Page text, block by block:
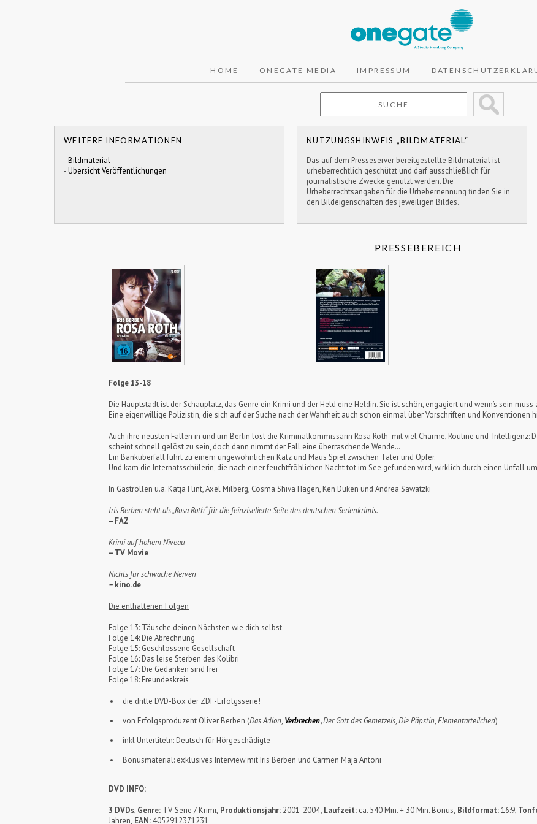
HOME ONEGATE MEDIA IMPRESSUM
WEITERE INFORMATIONEN
-Bildmaterial
-Übersicht Veröffentlichungen
NUTZUNGSHINWEIS „BILDMATERIAL“
Das auf dem Presseserver bereitgestellte Bildmaterial ist
urheberrechtlich geschützt und darf ausschließlich für
journalistische Zwecke genutzt werden. Die
Urheberrechtsangaben für die Urhebernennung finden Sie in
den Bildeigenschaften des jeweiligen Bildes.
PRESSEBEREICH
Folge 13-18
Die Hauptstadt ist der Schauplatz, das Genre ein Krimi und der Held eine Heldin. Sie ist schön, engagiert und wenn’s sein
Eine eigenwillige Polizistin, die sich auf der Suche nach der Wahrheit auch schon einmal über Vorschriften und Konventionen
Auch ihre neusten Fällen in und um Berlin löst die Kriminalkommissarin Rosa Roth mit viel Charme, Routine und Intelligenz:
scheint schnell gelöst zu sein, doch dann nimmt der Fall eine überraschende Wende…
Ein Banküberfall führt zu einem ungewöhnlichen Katz und Maus Spiel zwischen Täter und Opfer.
Und kam die Internatsschülerin, die nach einer feuchtfröhlichen Nacht tot im See gefunden wird, wirklich durch einen Unfall
In Gastrollen u.a. Katja Flint, Axel Milberg, Cosma Shiva Hagen, Ken Duken und Andrea Sawatzki
Iris Berben steht als „Rosa Roth“ für die feinziselierte Seite des deutschen Serienkrimis.
– FAZ
Krimi auf hohem Niveau
– TV Movie
Nichts für schwache Nerven
– kino.de
Die enthaltenen Folgen
Folge 13: Täusche deinen Nächsten wie dich selbst
Folge 14: Die Abrechnung
Folge 15: Geschlossene Gesellschaft
Folge 16: Das leise Sterben des Kolibri
Folge 17: Die Gedanken sind frei
Folge 18: Freundeskreis
die dritte DVD-Box der ZDF-Erfolgsserie!
von Erfolgsproduzent Oliver Berben (Das Adlon, Verbrechen,Der Gott des Gemetzels,Die Päpstin,Elementarteilchen)
inkl Untertiteln: Deutsch für Hörgeschädigte
Bonusmaterial: exklusives Interview mit Iris Berben und Carmen Maja Antoni
DVD INFO:
3 DVDs, Genre: TV-Serie / Krimi, Produktionsjahr: 2001-2004, Laufzeit: ca. 540 Min. + 30 Min. Bonus, Bildformat:16:9,
Jahren, EAN: 4052912371231